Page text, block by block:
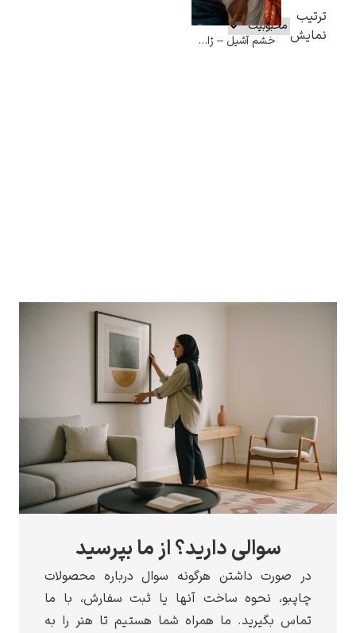
ترتیب
نمایش
خشم آشیل – ژاک لویی داوید
سوالی دارید؟ از ما بپرسید
در صورت داشتن هرگونه سوال درباره محصولات
چاپبو، نحوه ساخت آنها یا ثبت سفارش، با ما
تماس بگیرید. ما همراه شما هستیم تا هنر را به